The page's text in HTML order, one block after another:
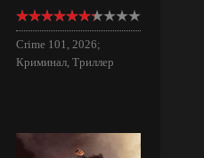
Crime 101, 2026;
Криминал, Триллер